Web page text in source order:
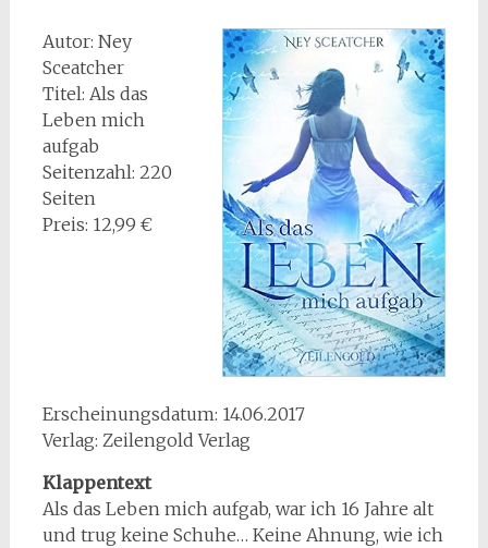
Autor: Ney
Sceatcher
Titel: Als das
Leben mich
aufgab
Seitenzahl: 220
Seiten
Preis: 12,99 €
Erscheinungsdatum: 14.06.2017
Verlag: Zeilengold Verlag
Klappentext
Als das Leben mich aufgab, war ich 16 Jahre alt
und trug keine Schuhe… Keine Ahnung, wie ich